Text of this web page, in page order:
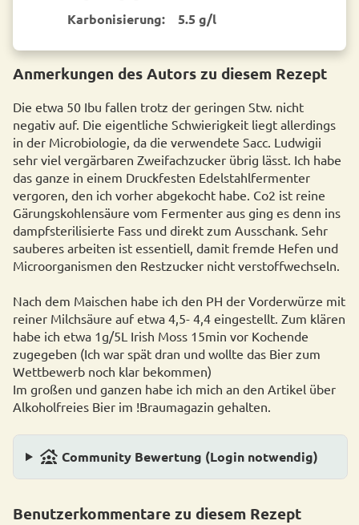
Karbonisierung:
5.5 g/l
Anmerkungen des Autors zu diesem Rezept
Die etwa 50 Ibu fallen trotz der geringen Stw. nicht
negativ auf. Die eigentliche Schwierigkeit liegt allerdings
in der Microbiologie, da die verwendete Sacc. Ludwigii
sehr viel vergärbaren Zweifachzucker übrig lässt. Ich habe
das ganze in einem Druckfesten Edelstahlfermenter
vergoren, den ich vorher abgekocht habe. Co2 ist reine
Gärungskohlensäure vom Fermenter aus ging es denn ins
dampfsterilisierte Fass und direkt zum Ausschank. Sehr
sauberes arbeiten ist essentiell, damit fremde Hefen und
Microorganismen den Restzucker nicht verstoffwechseln.
Nach dem Maischen habe ich den PH der Vorderwürze mit
reiner Milchsäure auf etwa 4,5- 4,4 eingestellt. Zum klären
habe ich etwa 1g/5L Irish Moss 15min vor Kochende
zugegeben (Ich war spät dran und wollte das Bier zum
Wettbewerb noch klar bekommen)
Im großen und ganzen habe ich mich an den Artikel über
Alkoholfreies Bier im !Braumagazin gehalten.
family_group Community Bewertung (Login notwendig)
Benutzerkommentare zu diesem Rezept